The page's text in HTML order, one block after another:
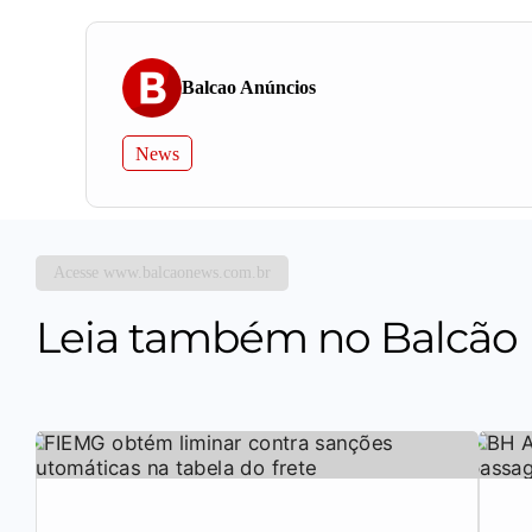
Balcao Anúncios
News
Acesse www.balcaonews.com.br
Leia também no Balcão